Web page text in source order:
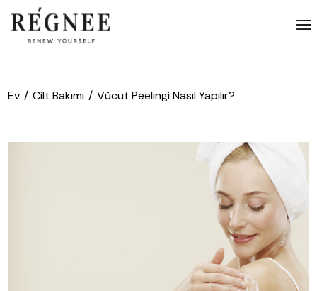
atla
Ev Cilt Bakımı Vücut Peelingi Nasıl Yapılır?